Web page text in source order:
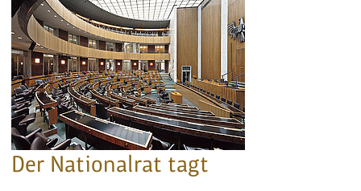
Der Nationalrat tagt